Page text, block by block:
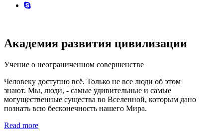
skype
Академия развития цивилизации
Учение о неограниченном совершенстве
Человеку доступно всё. Только не все люди об этом
знают. Мы, люди, - самые удивительные и самые
могущественные существа во Вселенной, которым дано
познать всю бесконечность нашего Мира.
Read more